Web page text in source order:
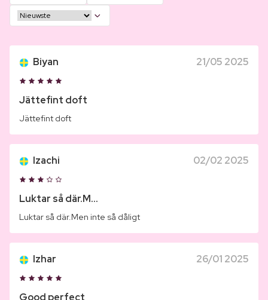
Biyan 21/05 2025
Jättefint doft
Jättefint doft
Izachi 02/02 2025
Luktar så där.M...
Luktar så där.Men inte så dåligt
Izhar 26/01 2025